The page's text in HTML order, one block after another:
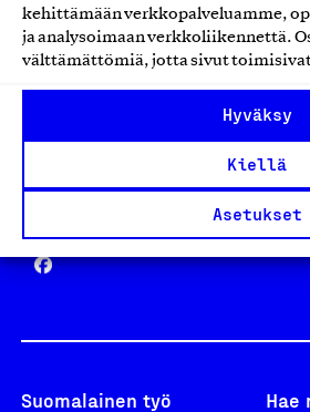
kehittämään verkkopalveluamme,
ja analysoimaan verkkoliikennettä.
välttämättömiä, jotta sivut
Hyväksy
Kiellä
Asetukset
Yhteiskunnallinen Yritys -merkki
Suomalainen työ Hae